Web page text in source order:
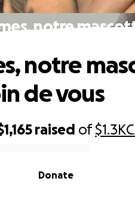
notre
raised of$1.3K
Donate
notre
de vous